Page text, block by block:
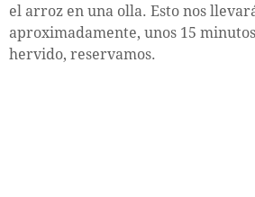
el arroz en una olla. Esto nos
aproximadamente, unos 15
hervido, reservamos.